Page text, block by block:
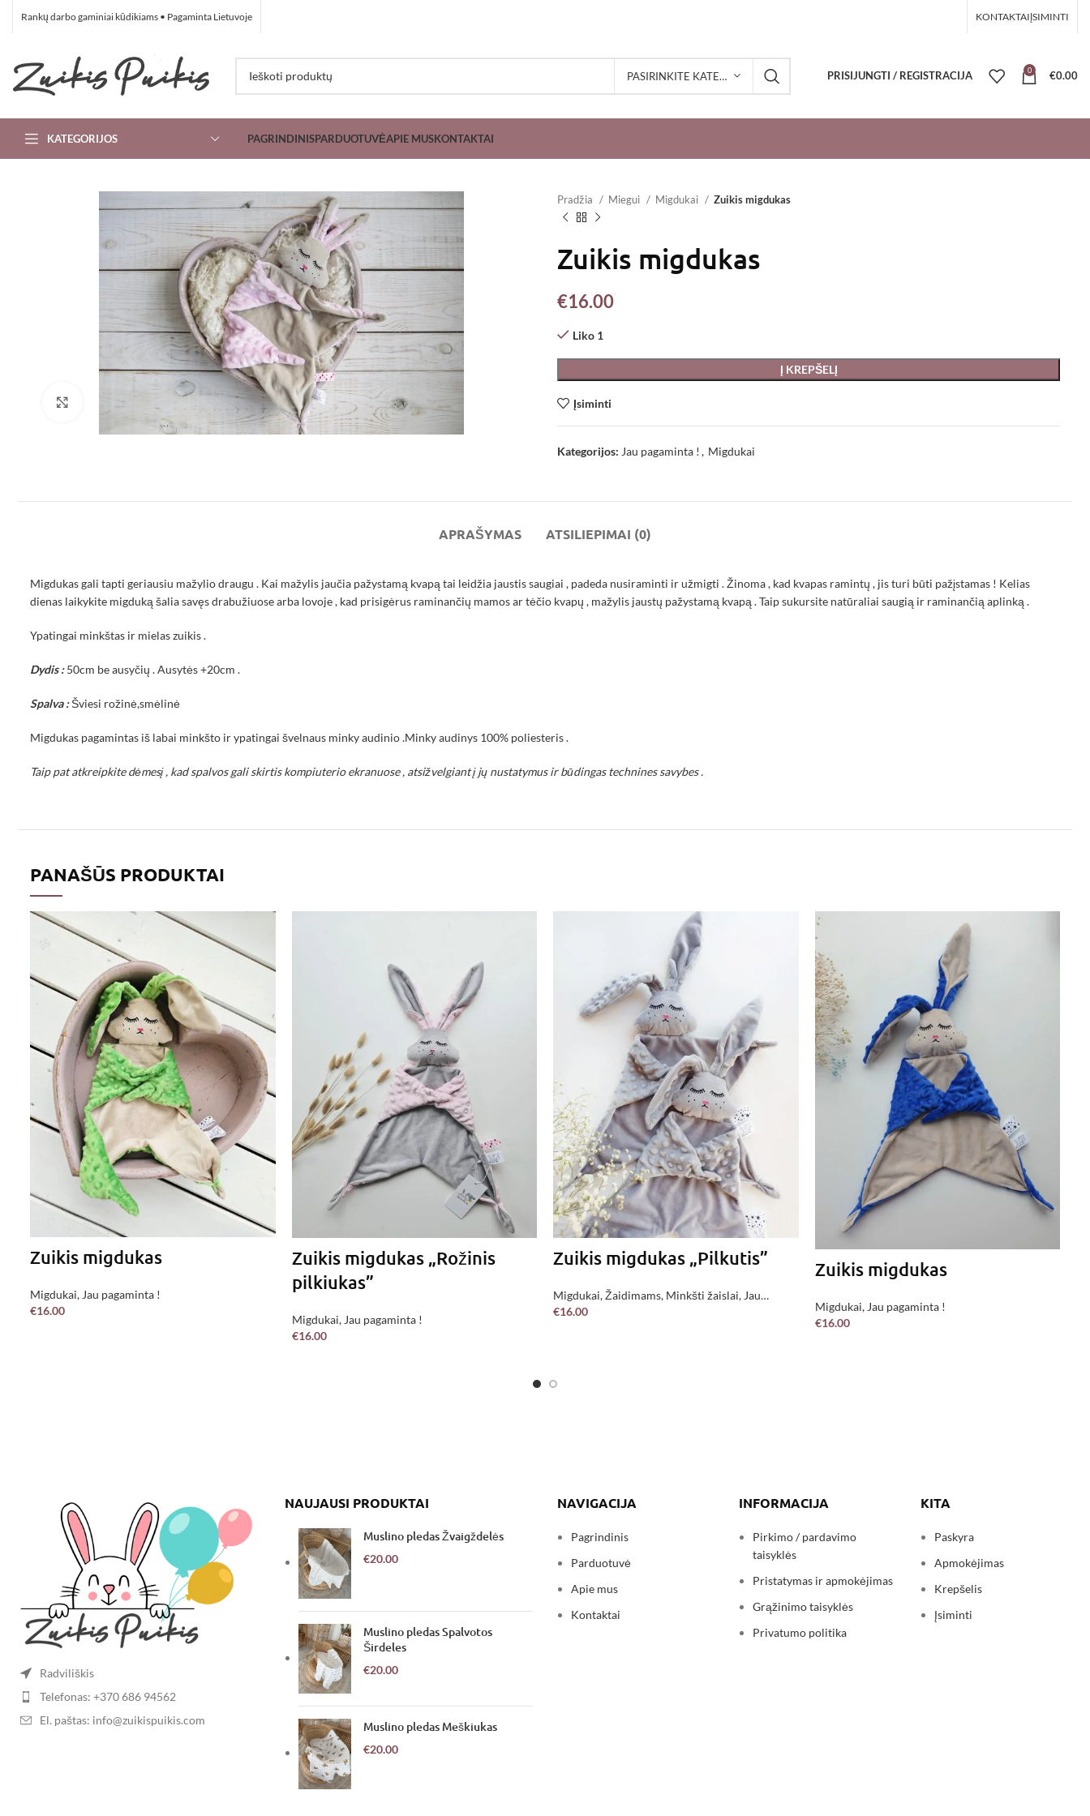
Rankų darbo gaminiai kūdikiams • Pagaminta Lietuvoje KONTAKTAIĮSIMINTI
PASIRINKITE KATEGORIJĄ PRISIJUNGTI / REGISTRACIJA 0 €0.00
KATEGORIJOS PAGRINDINISPARDUOTUVĖAPIE MUSKONTAKTAI
Padidinti
Pradžia Miegui Migdukai Zuikis migdukas
Zuikis migdukas
€16.00
Liko 1
Į KREPŠELĮ
Įsiminti
Kategorijos: Jau pagaminta ! , Migdukai
APRAŠYMAS ATSILIEPIMAI (0)
Migdukas gali tapti geriausiu mažylio draugu . Kai mažylis jaučia pažystamą kvapą tai leidžia jaustis saugiai , padeda nusiraminti ir užmigti . Žinoma , kad kvapas ramintų , jis turi būti pažįstamas ! Kelias
dienas laikykite migduką šalia savęs drabužiuose arba lovoje , kad prisigėrus raminančių mamos ar tėčio kvapų , mažylis jaustų pažystamą kvapą . Taip sukursite natūraliai saugią ir raminančią aplinką .
Ypatingai minkštas ir mielas zuikis .
Dydis :50cm be ausyčių . Ausytės +20cm .
Spalva :Šviesi rožinė,smėlinė
Migdukas pagamintas iš labai minkšto ir ypatingai švelnaus minky audinio .Minky audinys 100% poliesteris .
Taip pat atkreipkite dėmesį , kad spalvos gali skirtis kompiuterio ekranuose , atsižvelgiant į jų nustatymus ir būdingas technines savybes .
PANAŠŪS PRODUKTAI
Zuikis migdukas
Migdukai, Jau pagaminta !
€16.00
Zuikis migdukas „Rožinis
pilkiukas”
Migdukai, Jau pagaminta !
€16.00
Zuikis migdukas „Pilkutis”
Migdukai,Žaidimams, Minkšti žaislai, Jau
pagaminta !
€16.00
Zuikis migdukas
Migdukai, Jau pagaminta !
€16.00
Radviliškis
Telefonas: +370 686 94562
El. paštas: info@zuikispuikis.com
NAUJAUSI PRODUKTAI
Muslino pledas Žvaigždelės
€20.00
Muslino pledas Spalvotos
Širdeles
€20.00
Muslino pledas Meškiukas
€20.00
NAVIGACIJA
Pagrindinis
Parduotuvė
Apie mus
Kontaktai
INFORMACIJA
Pirkimo / pardavimo
taisyklės
Pristatymas ir apmokėjimas
Grąžinimo taisyklės
Privatumo politika
KITA
Paskyra
Apmokėjimas
Krepšelis
Įsiminti